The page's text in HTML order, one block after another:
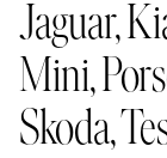
Jaguar,
Mini,
Skoda,